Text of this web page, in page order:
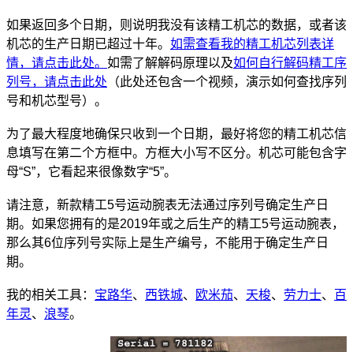
如果返回多个日期，则说明我没有该精工机芯的数据，或者该
机芯的生产日期已超过十年。 如需查看我的精工机芯列表详
情，请点击此处。 如需了解解码原理以及如何自行解码精工序
列号，请点击此处 （此处还包含一个视频，演示如何查找序列
号和机芯型号）。
为了最大程度地确保只收到一个日期，最好将您的精工机芯信
息填写在第二个方框中。方框大小写不区分。机芯可能包含字
母“S”，它看起来很像数字“5”。
请注意，新款精工5号运动腕表无法通过序列号确定生产日
期。如果您拥有的是2019年或之后生产的精工5号运动腕表，
那么其6位序列号实际上是生产编号，不能用于确定生产日
期。
我的相关工具： 宝路华、 西铁城、 欧米茄、 天梭、 劳力士、 百
年灵、 浪琴。